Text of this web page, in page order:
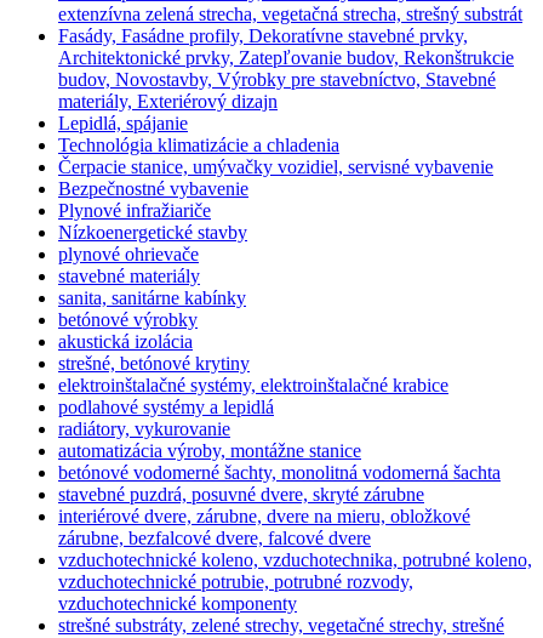
extenzívna zelená strecha, vegetačná strecha, strešný substrát
Fasády, Fasádne profily, Dekoratívne stavebné prvky,
Architektonické prvky, Zatepľovanie budov, Rekonštrukcie
budov, Novostavby, Výrobky pre stavebníctvo, Stavebné
materiály, Exteriérový dizajn
Lepidlá, spájanie
Technológia klimatizácie a chladenia
Čerpacie stanice, umývačky vozidiel, servisné vybavenie
Bezpečnostné vybavenie
Plynové infražiariče
Nízkoenergetické stavby
plynové ohrievače
stavebné materiály
sanita, sanitárne kabínky
betónové výrobky
akustická izolácia
strešné, betónové krytiny
elektroinštalačné systémy, elektroinštalačné krabice
podlahové systémy a lepidlá
radiátory, vykurovanie
automatizácia výroby, montážne stanice
betónové vodomerné šachty, monolitná vodomerná šachta
stavebné puzdrá, posuvné dvere, skryté zárubne
interiérové dvere, zárubne, dvere na mieru, obložkové
zárubne, bezfalcové dvere, falcové dvere
vzduchotechnické koleno, vzduchotechnika, potrubné koleno,
vzduchotechnické potrubie, potrubné rozvody,
vzduchotechnické komponenty
strešné substráty, zelené strechy, vegetačné strechy, strešné